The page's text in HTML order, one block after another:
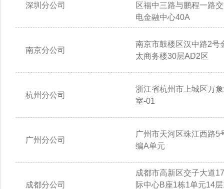
深圳分公司
区福中三路与鹏程一路
电金融中心40A
南京分公司
南京市鼓楼区汉中路2号
太商务楼30层AD2区
杭州分公司
浙江省杭州市上城区万
室-01
广州分公司
广州市天河区珠江西路5
编A单元
成都分公司
成都市高新区交子大道
际中心B座1栋1单元14